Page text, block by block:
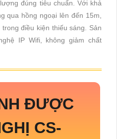
đúng tiêu chuẩn. Với khả
qua hồng ngoại lên đến 15m,
điều kiện thiếu sáng. Sản
IP Wifi, không giảm chất
ĐƯỢC
CS-